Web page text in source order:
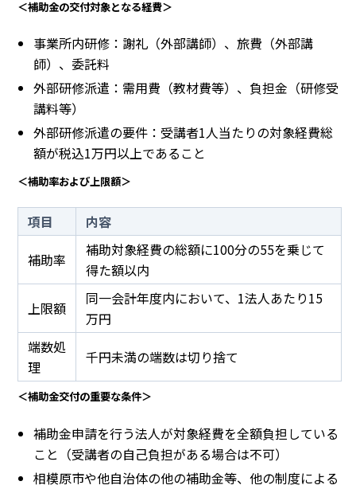
＜補助金の交付対象となる経費＞
事業所内研修：謝礼（外部講師）、旅費（外部講
師）、委託料
外部研修派遣：需用費（教材費等）、負担金（研修受
講料等）
外部研修派遣の要件：受講者1人当たりの対象経費総
額が税込1万円以上であること
＜補助率および上限額＞
項目
内容
補助率
補助対象経費の総額に100分の55を乗じて
得た額以内
上限額
同一会計年度内において、1法人あたり15
万円
端数処
理
千円未満の端数は切り捨て
＜補助金交付の重要な条件＞
補助金申請を行う法人が対象経費を全額負担している
こと（受講者の自己負担がある場合は不可）
相模原市や他自治体の他の補助金等、他の制度による